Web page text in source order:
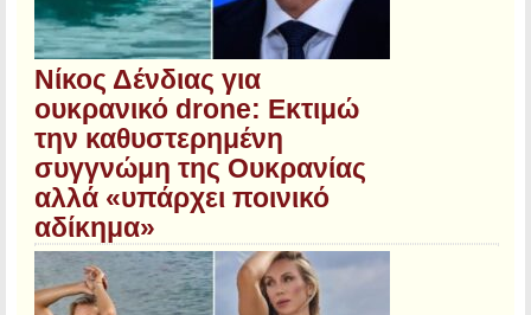
Νίκος Δένδιας για
ουκρανικό drone: Εκτιμώ
την καθυστερημένη
συγγνώμη της Ουκρανίας
αλλά «υπάρχει ποινικό
αδίκημα»